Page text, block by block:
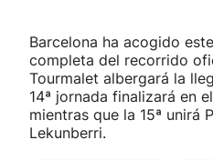
Barcelona ha acogido
completa del recorrido
Tourmalet albergará la
14ª jornada finalizará en
mientras que la 15ª unirá
Lekunberri.